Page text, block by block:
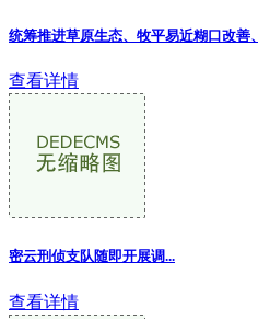
统筹推进草原生态、牧平易近糊口改善、
查看详情
密云刑侦支队随即开展调...
查看详情